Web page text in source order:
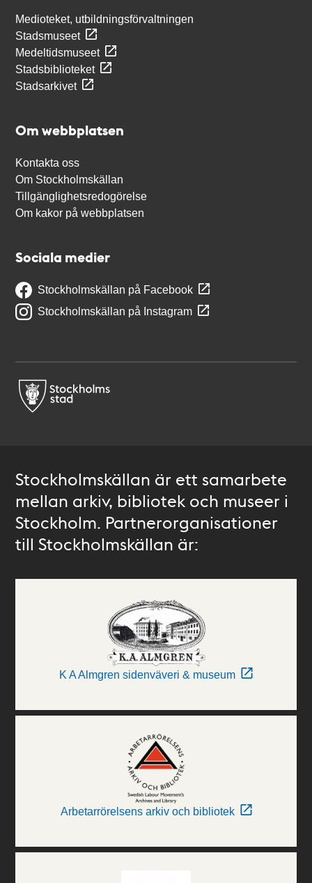
Medioteket, utbildningsförvaltningen
Stadsmuseet
Medeltidsmuseet
Stadsbiblioteket
Stadsarkivet
Om webbplatsen
Kontakta oss
Om Stockholmskällan
Tillgänglighetsredogörelse
Om kakor på webbplatsen
Sociala medier
Stockholmskällan på Facebook
Stockholmskällan på Instagram
Stockholmskällan är ett samarbete
mellan arkiv, bibliotek och museer i
Stockholm. Partnerorganisationer
till Stockholmskällan är:
K A Almgren sidenväveri & museum
Arbetarrörelsens arkiv och bibliotek